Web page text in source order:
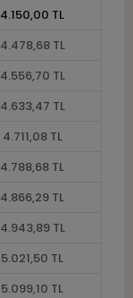
4.150,00 TL
4.478,68 TL
4.556,70 TL
4.633,47 TL
4.711,08 TL
4.788,68 TL
4.866,29 TL
4.943,89 TL
5.021,50 TL
5.099,10 TL